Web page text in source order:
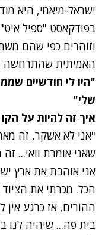
ישראל-מיאמי, היא
בפודקאסט "ספיל
וזוהרים כפי שהם
האמיתית שהתרחשה
"היו לי חודשיים
שלי"
איך זה להיות על
"אני לא אשקר, זה
שאני אומרת וואי...
אני אוהבת את ארץ
הכל. מכרתי את הציוד
ההורים, אז כרגע אין
בית פה... שיהיה לנו